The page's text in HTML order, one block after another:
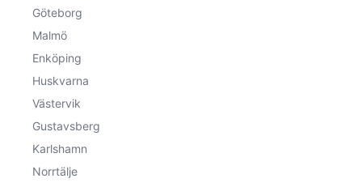
Göteborg
Malmö
Enköping
Huskvarna
Västervik
Gustavsberg
Karlshamn
Norrtälje